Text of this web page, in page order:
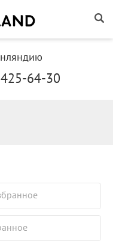
64-30